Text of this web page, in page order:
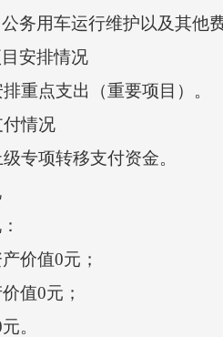
务用车运行维护以及其他费
安排情况
点支出（重要项目）。
情况
项转移支付资金。
价值0元；
值0元；
。